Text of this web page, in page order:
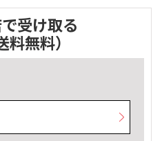
受け取る
料無料）